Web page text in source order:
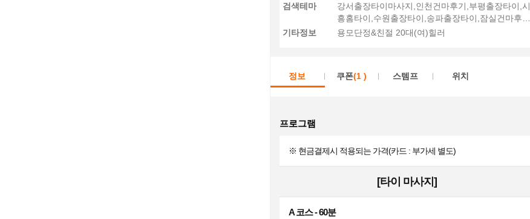
검색테마
강서출장타이마사지,인천건마후기,부평출장타이,시
흥홈타이,수원출장타이,송파출장타이,잠실건마후
기,강남홈타이
기타정보 용모단정&친절 20대(여)힐러
정보 쿠폰(1 ) 스템프 위치
프로그램
※ 현금결제시 적용되는 가격(카드 : 부가세 별도)
[타이 마사지]
A 코스 - 60분